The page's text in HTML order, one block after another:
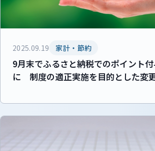
2025.09.19 家計・節約
9月末でふるさと納税でのポイント
に 制度の適正実施を目的とした変